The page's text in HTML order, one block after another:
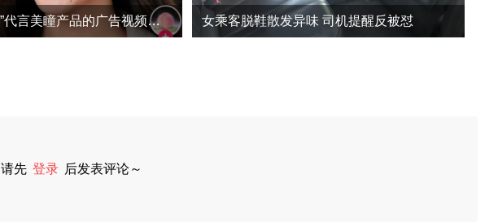
AI艺人“方桃子”代言美瞳产品的广告视频已下架 女乘客脱鞋散发异味 司机提醒反被怼
请先 登录 后发表评论～